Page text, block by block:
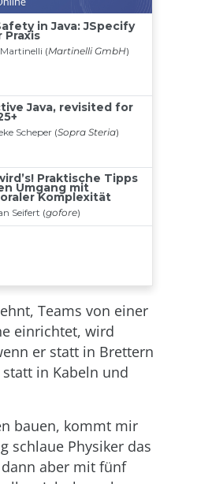
Teams von einer
einrichtet, wird
er statt in Brettern
in Kabeln und
bauen, kommt mir
schlaue Physiker das
aber mit fünf